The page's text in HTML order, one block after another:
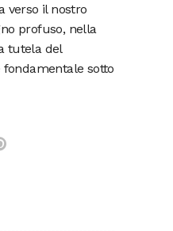
verso il nostro
profuso, nella
tutela del
sotto